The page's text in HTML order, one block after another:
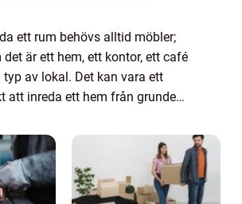
ett rum behövs alltid möbler;
är ett hem, ett kontor, ett café
typ av lokal. Det kan vara ett
att inreda ett hem från grunden